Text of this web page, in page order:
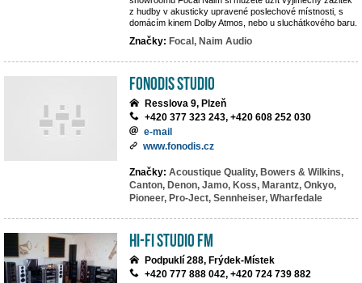
z hudby v akusticky upravené poslechové místnosti, s
domácím kinem Dolby Atmos, nebo u sluchátkového baru.
Značky: Focal, Naim Audio
Fonodis studio
Resslova 9, Plzeň
+420 377 323 243, +420 608 252 030
e-mail
www.fonodis.cz
Značky: Acoustique Quality, Bowers & Wilkins,
Canton, Denon, Jamo, Koss, Marantz, Onkyo,
Pioneer, Pro-Ject, Sennheiser, Wharfedale
Hi-Fi Studio FM
Podpuklí 288, Frýdek-Místek
+420 777 888 042, +420 724 739 882